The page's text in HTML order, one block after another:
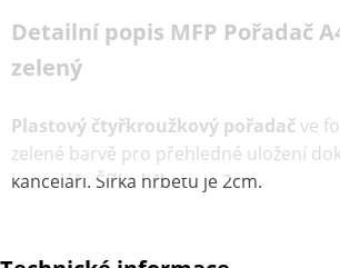
Detailní popis MFP Pořadač
zelený
Plastový čtyřkroužkový pořadačve
zelené barvě pro přehledné uložení
kanceláři. Šířka hřbetu je 2cm.